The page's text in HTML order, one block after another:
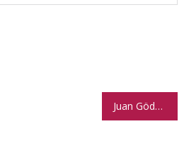
Juan Gödeken y Colonia Italiana